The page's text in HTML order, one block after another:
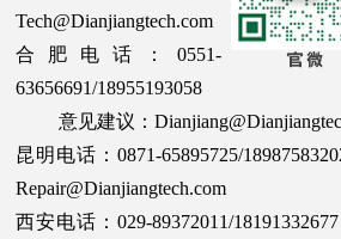
Tech@Dianjiangtech.com
合肥电话：0551-
63656691/18955193058
意见建议：
昆明电话：0871-65895725/
Repair@Dianjiangtech.com
西安电话：029-89372011/